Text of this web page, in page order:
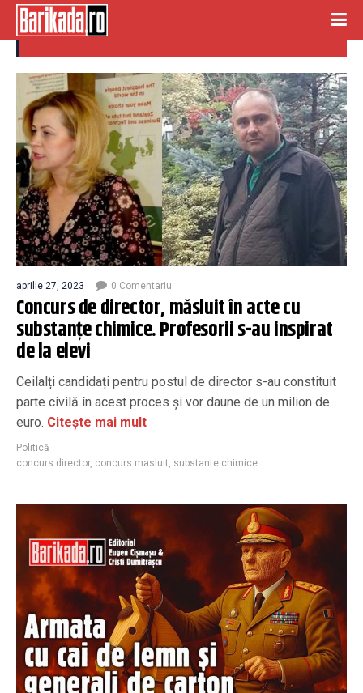
concurs masluit
aprilie 27, 2023 0 Comentariu
Concurs de director, măsluit în acte cu
substanțe chimice. Profesorii s-au inspirat
de la elevi
Ceilalți candidați pentru postul de director s-au constituit
parte civilă în acest proces și vor daune de un milion de
euro. Citește mai mult
Politică
concurs director, concurs masluit, substante chimice